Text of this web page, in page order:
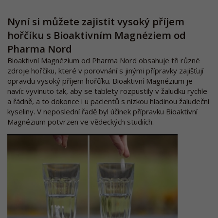
Nyní si můžete zajistit vysoký příjem
hořčíku s Bioaktivním Magnéziem od
Pharma Nord
Bioaktivní Magnézium od Pharma Nord obsahuje tři různé
zdroje hořčíku, které v porovnání s jinými přípravky zajišťují
opravdu vysoký příjem hořčíku. Bioaktivní Magnézium je
navíc vyvinuto tak, aby se tablety rozpustily v žaludku rychle
a řádně, a to dokonce i u pacientů s nízkou hladinou žaludeční
kyseliny. V neposlední řadě byl účinek přípravku Bioaktivní
Magnézium potvrzen ve vědeckých studiích.